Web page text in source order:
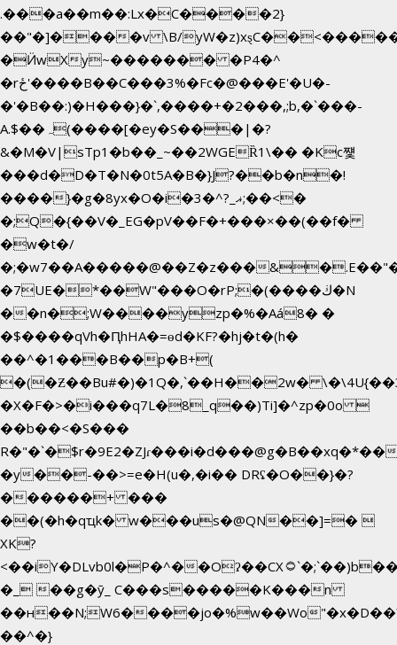
.���a��m��:Lx�C����2}
��"�]����v \B/
�ӤwXy~������� �P4�^
�rځ'����B��C���3%�Fc�@���E'�U�-
�'�B��:)�H���}�`,����+�2���,;b,�`���-
A.$��ہ(����[�ey�S���|�?
&�M�V|sTp1�b��_~��2WGEȐ1\�� �Kc쩇
���d�D�T�N�0t5A�B�}J?��b�n�!
����}�g�8yx�O�i�3�^?_ޣ;��<�
�;Q�{��V�_EG�pV��F�+���×��(��f�
�w�t�/
�;�w7��A�����@��Z�z���
�7UE�*��W"���O�rP;�(����ڬ�N
��n�;W����yzp�%�Aá8� �
�$����qVh�ԤhHA�=ɵd�KF?�hj�t�(h�
��^�1���B��p�B+(
�(�Ƶ��Bu#�)�1Q�,`��H��2w�
�X�F�>�i���q7L�8_q��)Ti]�^zp�0o 
��b��<�S���
�y��-��>=e�H(u�,�i�� DRʢ�O��}�?
������+ ���
��(�h�qҵk� w���us�@QN��]=� 
XK?
<��iY�DLvb0l�P�^��Oʔ��CX۝`�;`��)b���'�p�&v5(�
�_ ��g�ӯ_ C���s�����K���n
��н��N;W6����jo�%w��Wo
��^�}